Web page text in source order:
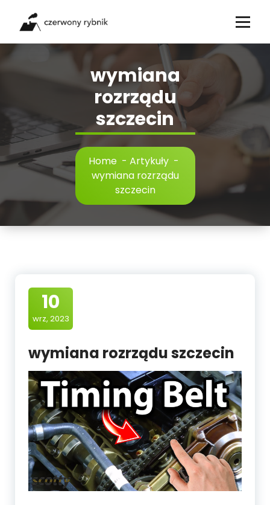
content
wymiana
rozrządu
szczecin
Home - Artykuły -
wymiana rozrządu
szczecin
10
wrz, 2023
wymiana rozrządu szczecin